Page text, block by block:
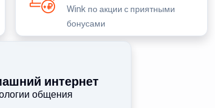
Wink по акции с приятными
бонусами
интернет
общения